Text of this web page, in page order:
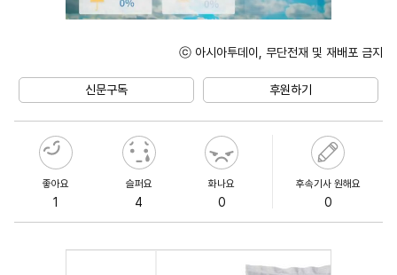
ⓒ 아시아투데이, 무단전재 및 재배포 금지
신문구독 후원하기
좋아요
1
슬퍼요
4
화나요
0
후속기사 원해요
0